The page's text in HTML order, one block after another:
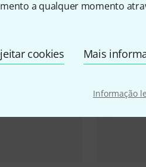
a qualquer momento
cookies Mais
Informação